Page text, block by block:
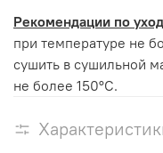
Рекомендации по
при температуре не
сушить в сушильной
не более 150°С.